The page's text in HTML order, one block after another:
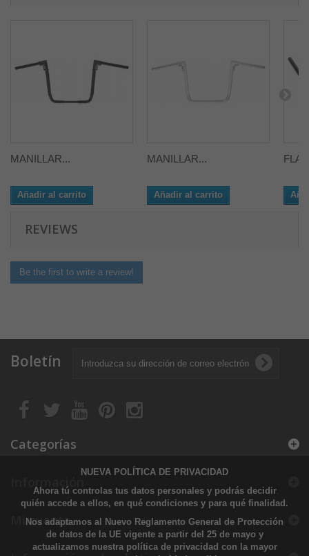
MANILLAR...
Añadir al carrito
MANILLAR...
Añadir al carrito
REVIEWS
Be the first to write a review!
Boletín
Categorías
Información
Mi cuenta
NUEVA POLÍTICA DE PRIVACIDAD
Ahora tú controlas tus datos personales y podrás decidir
quién accede a ellos, en qué condiciones y para qué finalidad.
Nos adaptamos al Nuevo Reglamento General de Protección
de datos de la UE vigente a partir del 25 de mayo y
actualizamos nuestra política de privacidad con la mayor